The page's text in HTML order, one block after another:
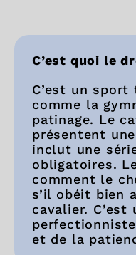
C’est quoi le
C’est un
comme la
patinage. Le
présentent
inclut une
obligatoires.
comment le
s’il obéit bien
cavalier.
et de la